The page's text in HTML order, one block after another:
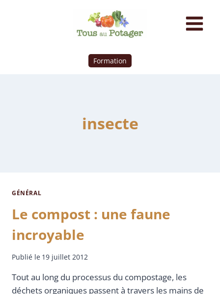
Formation
insecte
GÉNÉRAL
Le compost : une faune
incroyable
Publié le 19 juillet 2012
Tout au long du processus du compostage, les
déchets organiques passent à travers les mains de